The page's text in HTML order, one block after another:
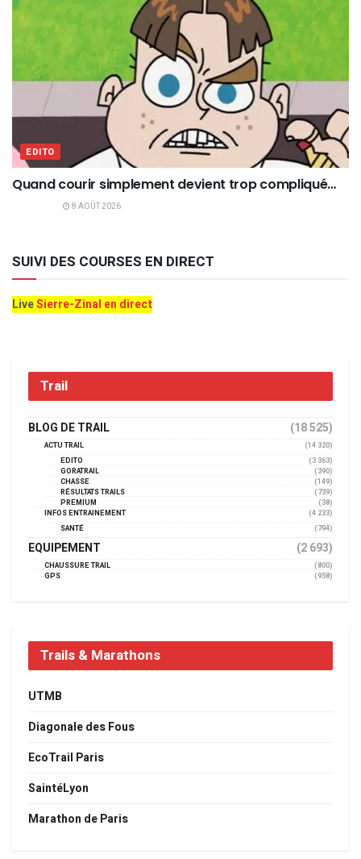
EDITO
Quand courir simplement devient trop compliqué…
8 AOÛT 2026
SUIVI DES COURSES EN DIRECT
LiveSierre-Zinal en direct
Trail
BLOG DE TRAIL (18 525)
ACTU TRAIL
(14 320)
EDITO
(3 363)
GORATRAIL
(390)
CHASSE
(149)
RÉSULTATS TRAILS
(739)
PREMIUM
(38)
INFOS ENTRAINEMENT
(4 233)
SANTÉ
(794)
EQUIPEMENT (2 693)
CHAUSSURE TRAIL
(800)
GPS
(958)
Trails & Marathons
UTMB
Diagonale des Fous
EcoTrail Paris
SaintéLyon
Marathon de Paris